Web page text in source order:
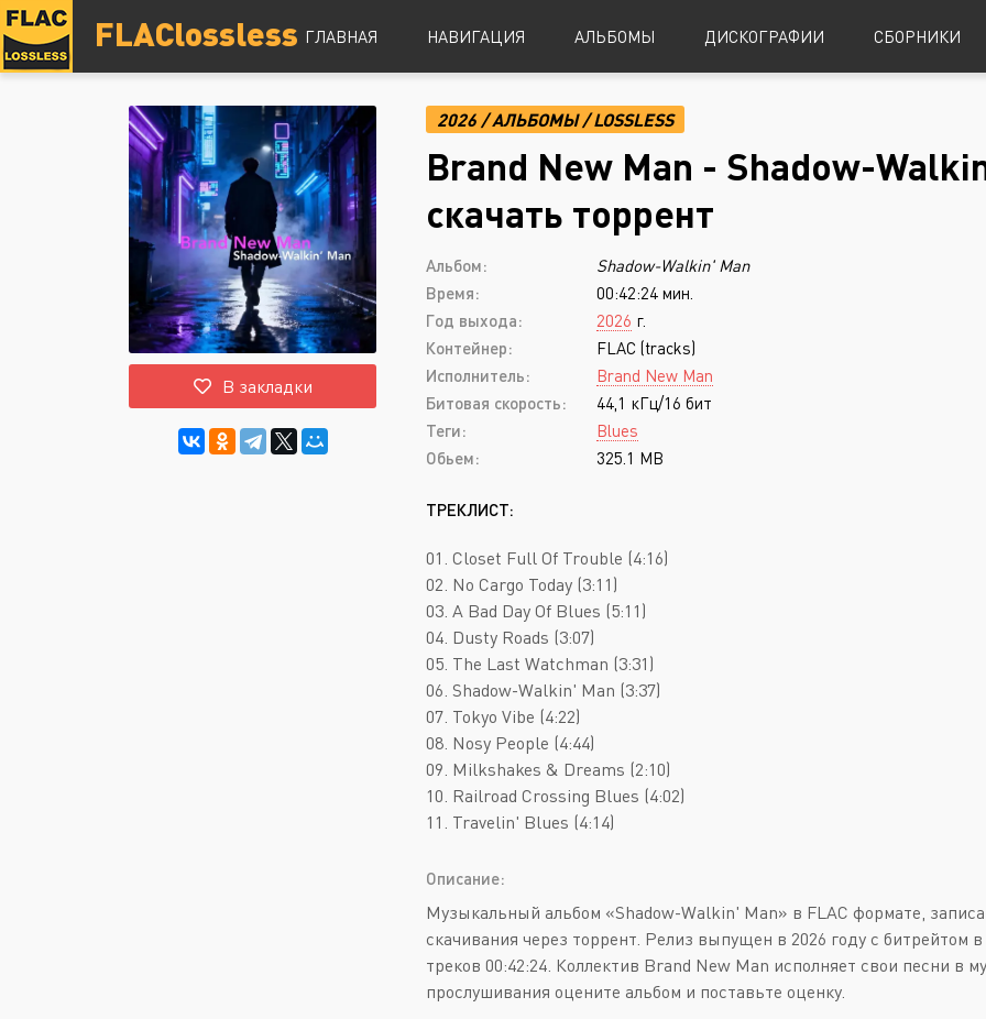
FLAClossless ГЛАВНАЯ НАВИГАЦИЯ
DSD
Hi-Res
Lossless
Vinyl
Топ 100
Alternative Rock
Indie Rock
Industrial Metal
Metalcore
Nu-Metal
Post-Hardcore
Punk Rock
Black Metal
Doom Metal
Folk Metal
Gothic Metal
Groove Metal
Heavy Metal
Melodic Death Metal
Progressive Metal
АЛЬБОМЫ ДИСКОГРАФИИ СБОРНИКИ
В закладки
2026 /АЛЬБОМЫ/LOSSLESS
Brand New Man - Shadow-
скачать торрент
Альбом:
Shadow-Walkin' Man
Время:
00:42:24 мин.
Год выхода:
2026 г.
Контейнер:
FLAC (tracks)
Исполнитель:
Brand New Man
Битовая скорость:
44,1 кГц/16 бит
Теги:
Blues
Обьем:
325.1 MB
ТРЕКЛИСТ:
01. Closet Full Of Trouble (4:16)
02. No Cargo Today (3:11)
03. A Bad Day Of Blues (5:11)
04. Dusty Roads (3:07)
05. The Last Watchman (3:31)
06. Shadow-Walkin' Man (3:37)
07. Tokyo Vibe (4:22)
08. Nosy People (4:44)
09. Milkshakes & Dreams (2:10)
10. Railroad Crossing Blues (4:02)
11. Travelin' Blues (4:14)
Описание:
Музыкальный альбом «Shadow-Walkin' Man» в FLAC формате,
скачивания через торрент. Релиз выпущен в 2026 году с битрейтом
треков 00:42:24. Коллектив Brand New Man исполняет свои песни в
прослушивания оцените альбом и поставьте оценку.